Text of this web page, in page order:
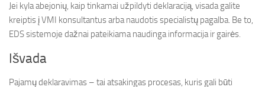
Jei kyla abejonių, kaip tinkamai užpildyti deklaraciją, visada galite
kreiptis į VMI konsultantus arba naudotis specialistų pagalba. Be to,
EDS sistemoje dažnai pateikiama naudinga informacija ir gairės.
Išvada
Pajamų deklaravimas – tai atsakingas procesas, kuris gali būti